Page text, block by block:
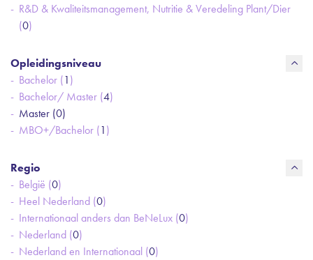
R&D & Kwaliteitsmanagement, Nutritie & Veredeling Plant/Dier
(0)
Opleidingsniveau
Bachelor (1)
Bachelor/ Master (4)
Master (0)
MBO+/Bachelor (1)
Regio
België (0)
Heel Nederland (0)
Internationaal anders dan BeNeLux (0)
Nederland (0)
Nederland en Internationaal (0)